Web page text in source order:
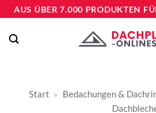
Zum
springen
AUS ÜBER 7.000 PRODUKTEN
Start » Bedachungen &